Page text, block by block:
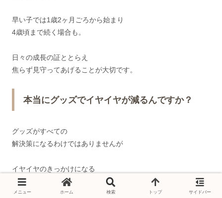
早い子では1歳2ヶ月ごろから始まり
4歳頃まで続く場合も。
日々の成長の証ととらえ
焦らず見守ってあげることが大切です。
本当にグッズでイヤイヤが減るんですか？
グッズがすべての
解決策になるわけではありませんが
イヤイヤのきっかけになる
できない
メニュー ホーム 検索 トップ サイドバー